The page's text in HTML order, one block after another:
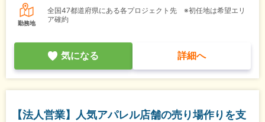
勤務地
全国47都道府県にある各プロジェクト先 ※初任地は希望エリ
ア確約
気になる 詳細へ
【法人営業】人気アパレル店舗の売り場作りを支